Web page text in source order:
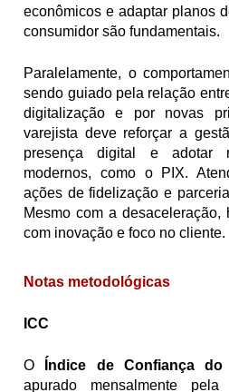
econômicos e adaptar planos
consumidor são fundamentais.
Paralelamente, o
sendo guiado pela relação
digitalização e por novas
varejista deve reforçar a
presença digital e adotar
modernos, como o PIX.
ações de fidelização e
Mesmo com a
com inovação e foco no cliente.
Notas metodológicas
ICC
O Índice de Confiança do
apurado mensalmente pela